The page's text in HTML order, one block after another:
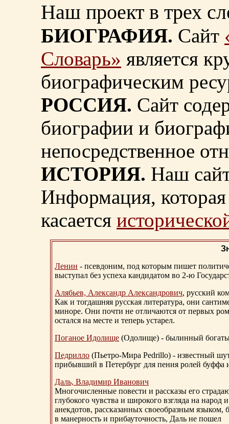
Наш проект в трех
БИОГРАФИЯ. Сайт
Словарь» является
биографическим
РОССИЯ. Сайт
биографии и
непосредственное
ИСТОРИЯ. Наш
Информация, которая
касается
Ленин - псевдоним, под которым пишет
выступал без успеха кандидатом во 2-ю
Алябьев, Александр Александрович, русский
Как и тогдашняя русская литература, они
миноре. Они почти не отличаются от первых
остался на месте и теперь устарел.
Поганое Идолище (Одолище) - былинный
Педрилло (Пьетро-Мира Pedrillo) - известный
прибывший в Петербург для пения ролей буффа
Даль, Владимир Иванович
Многочисленные повести и рассказы его
глубокого чувства и широкого взгляда на
анекдотов, рассказанных своеобразным
в манерность и прибауточность, Даль не пошел